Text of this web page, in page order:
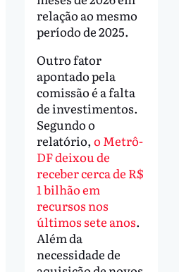
relação ao mesmo
período de 2025.
Outro fator
apontado pela
comissão é a falta
de investimentos.
Segundo o
relatório, o Metrô-
DF deixou de
receber cerca de R$
1 bilhão em
recursos nos
últimos sete anos.
Além da
necessidade de